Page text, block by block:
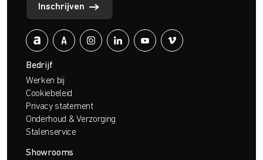
Inschrijven
Bedrijf
Werken bij
Cookiebeleid
Privacy statement
Onderhoud & Verzorging
Stalenservice
Showrooms